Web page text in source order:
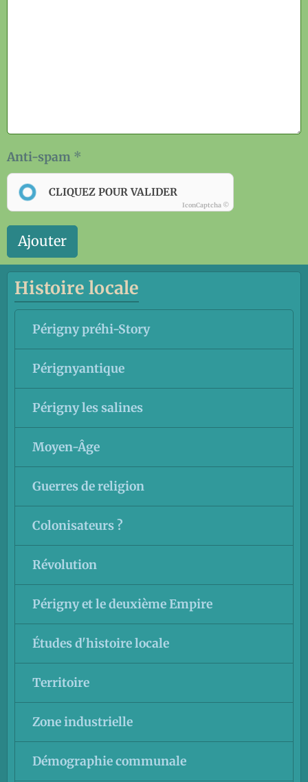
Anti-spam
CLIQUEZ POUR VALIDER
IconCaptcha ©
Ajouter
Histoire locale
Périgny préhi-Story
Pérignyantique
Périgny les salines
Moyen-Âge
Guerres de religion
Colonisateurs ?
Révolution
Périgny et le deuxième Empire
Études d'histoire locale
Territoire
Zone industrielle
Démographie communale